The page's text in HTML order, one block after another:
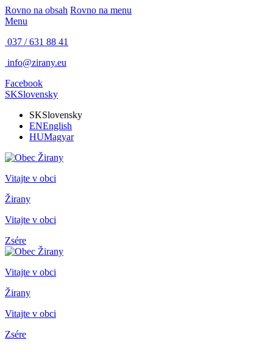
Rovno na obsah Rovno na menu
Menu
037 / 631 88 41
info@zirany.eu
Facebook
SKSlovensky
SKSlovensky
ENEnglish
HUMagyar
Vitajte v obci
Žirany
Vitajte v obci
Zsére
Vitajte v obci
Žirany
Vitajte v obci
Zsére